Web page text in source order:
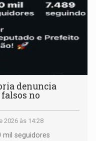
denuncia
no
2026 às 14:28
mil seguidores